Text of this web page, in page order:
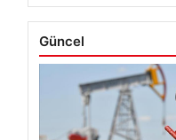
Güncel